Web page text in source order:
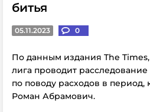
битья
05.11.2023 0
По данным издания The
лига проводит
по поводу расходов в период,
Роман Абрамович.